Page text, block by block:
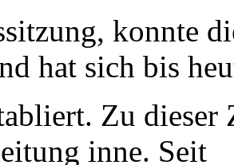
konnte
hat sich bis
Zu
inne. Seit